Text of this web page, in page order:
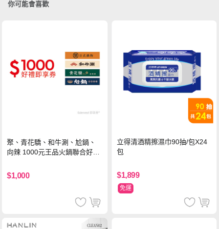
你可能會喜歡
聚、青花驕、和牛涮、尬鍋、
向辣 1000元王品火鍋聯合好禮
$1,000
立得清酒精擦濕巾90抽/包X24
包
$1,899
免運